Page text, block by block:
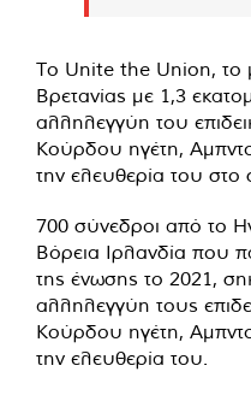
Το Unite the Union, το
Βρετανίας με 1,3
αλληλεγγύη του
Κούρδου ηγέτη,
την ελευθερία του στο
700 σύνεδροι από το
Βόρεια Ιρλανδία που
της ένωσης το 2021,
αλληλεγγύη τους
Κούρδου ηγέτη,
την ελευθερία του.